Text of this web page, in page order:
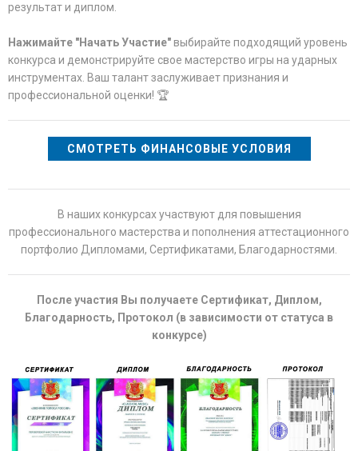
результат и диплом.
Нажимайте "Начать Участие"выбирайте подходящий уровень
конкурса и демонстрируйте свое мастерство игры на ударных
инструментах. Ваш талант заслуживает признания и
профессиональной оценки! 🏆
СМОТРЕТЬ ФИНАНСОВЫЕ УСЛОВИЯ
В наших конкурсах участвуют для повышения
профессионального мастерства и пополнения аттестационного
портфолио Дипломами, Сертификатами, Благодарностями.
После участия Вы получаете Сертификат, Диплом,
Благодарность, Протокол (в зависимости от статуса в
конкурсе)